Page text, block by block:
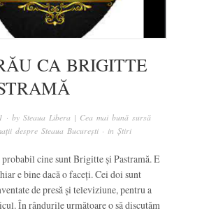
CA BRIGITTE
· by Steaua Libera | Cea mai bună sursă
despre Steaua București · in Știri
cine sunt Brigitte și Pastramă. E
e bine dacă o faceți. Cei doi sunt
de presă și televiziune, pentru a
În rândurile următoare o să discutăm